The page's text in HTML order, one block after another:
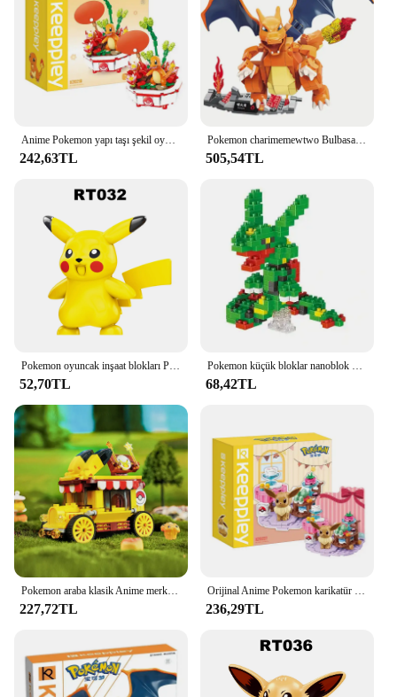
242,63TL
Pokemon charimemewtwo Bulbasaur yapı taşları karikatür şekilli kalıp tuğla setleri film bebek modeli çocuk oyuncakları hediye
505,54TL
52,70TL 68,42TL
Pokemon araba klasik Anime merkezi ev Pikachu Mewtwo Anime Gift Venusaur yapı taşları tuğla setleri modeli DIY oyuncak hediye için
227,72TL
Orijinal Anime Pokemon karikatür araya yapı taşları modeli oyuncak koleksiyonu Pikachu plaj parti çocuklar bulmaca yapı blok oyuncaklar
236,29TL